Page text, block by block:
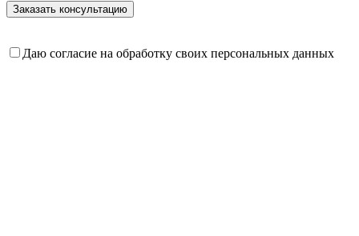
Даю согласие на обработку своих персональных данных